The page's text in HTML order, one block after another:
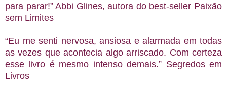
para parar!” Abbi Glines, autora do best-seller Paixão
sem Limites
“Eu me senti nervosa, ansiosa e alarmada em todas
as vezes que acontecia algo arriscado. Com certeza
esse livro é mesmo intenso demais.” Segredos em
Livros